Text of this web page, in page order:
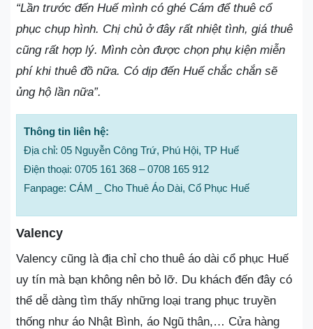
“Lần trước đến Huế mình có ghé Cám để thuê cổ
phục chụp hình. Chị chủ ở đây rất nhiệt tình, giá thuê
cũng rất hợp lý. Mình còn được chọn phụ kiện miễn
phí khi thuê đồ nữa. Có dịp đến Huế chắc chắn sẽ
ủng hộ lần nữa”.
Thông tin liên hệ:
Địa chỉ: 05 Nguyễn Công Trứ, Phú Hội, TP Huế
Điện thoại: 0705 161 368 – 0708 165 912
Fanpage: CÁM _ Cho Thuê Áo Dài, Cổ Phục Huế
Valency
Valency cũng là địa chỉ cho thuê áo dài cổ phục Huế
uy tín mà bạn không nên bỏ lỡ. Du khách đến đây có
thể dễ dàng tìm thấy những loại trang phục truyền
thống như áo Nhật Bình, áo Ngũ thân,… Cửa hàng